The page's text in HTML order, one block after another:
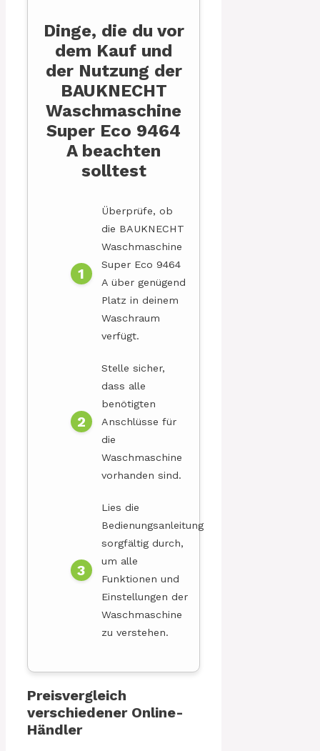
Dinge, die du vor
dem Kauf und
der Nutzung der
BAUKNECHT
Waschmaschine
Super Eco 9464
A beachten
solltest
Überprüfe, ob
die BAUKNECHT
Waschmaschine
Super Eco 9464
A über genügend
Platz in deinem
Waschraum
verfügt.
Stelle sicher,
dass alle
benötigten
Anschlüsse für
die
Waschmaschine
vorhanden sind.
Lies die
Bedienungsanleitung
sorgfältig durch,
um alle
Funktionen und
Einstellungen der
Waschmaschine
zu verstehen.
Preisvergleich
verschiedener Online-
Händler